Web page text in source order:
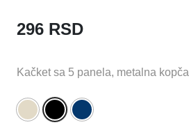
296 RSD
Kačket sa 5 panela, metalna kopča